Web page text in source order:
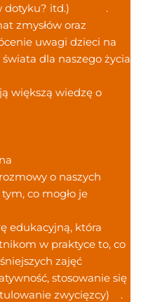
dotyku? itd.)
.
zmysłów oraz
uwagi dzieci na
dla naszego życia
większą wiedzę o
o naszych
co mogło je
edukacyjną, która
w praktyce to, co
zajęć
stosowanie się
zwycięzcy)
.